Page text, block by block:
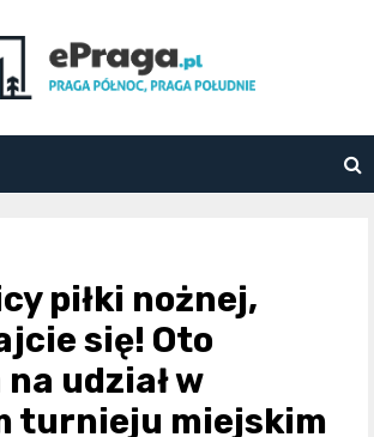
piłki nożnej,
się! Oto
udział w
turnieju miejskim